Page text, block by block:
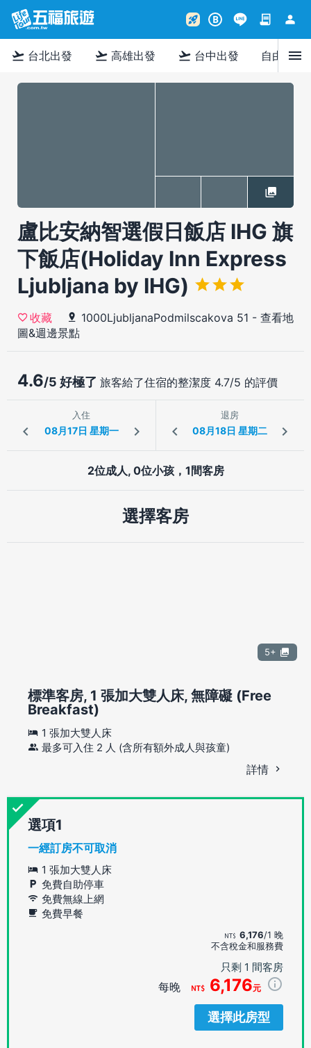
rocket_launch B contract person
flight_takeoff 台北出發 flight_takeoff 高雄出發 flight_takeoff 台中出發 自由行menu
盧比安納智選假日飯店 IHG 旗
下飯店(Holiday Inn Express
Ljubljana by IHG)
收藏 1000LjubljanaPodmilscakova 51 - 查看地
圖&週邊景點
4.6/5 好極了 旅客給了住宿的整潔度 4.7/5 的評價
入住 退房
2位成人, 0位小孩，1間客房
選擇客房
5+
標準客房, 1 張加大雙人床, 無障礙 (Free
Breakfast)
1 張加大雙人床
最多可入住 2 人 (含所有額外成人與孩童)
詳情
選項
一經訂房不可取消
1 張加大雙人床
免費自助停車
免費無線上網
免費早餐
6,176/1 晚
不含稅金和服務費
只剩 1 間客房
每晚 6,176元
選擇此房型